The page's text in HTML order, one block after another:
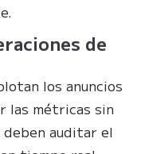
de
los anuncios
las métricas sin
auditar el